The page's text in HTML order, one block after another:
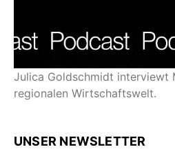
Julica Goldschmidt interviewt
regionalen Wirtschaftswelt.
UNSER NEWSLETTER